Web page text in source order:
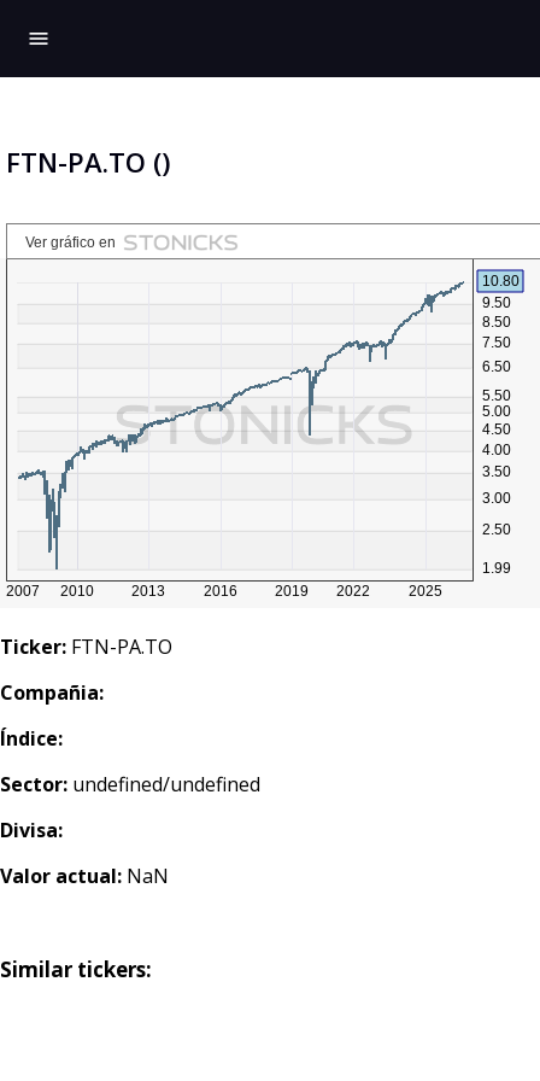
menu
FTN-PA.TO ()
Ticker: FTN-PA.TO
Compañia:
Índice:
Sector: undefined/undefined
Divisa:
Valor actual: NaN
Similar tickers: